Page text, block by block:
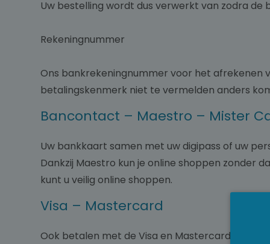
Uw bestelling wordt dus verwerkt van zodra de
Rekeningnummer
Ons bankrekeningnummer voor het afrekenen
betalingskenmerk niet te vermelden anders
Bancontact – Maestro – Mister
Uw bankkaart samen met uw digipass of uw
Dankzij Maestro kun je online shoppen zonder
kunt u veilig online shoppen.
Visa – Mastercard
Ook betalen met de Visa en Mastercard is